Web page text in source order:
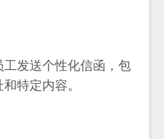
发送个性化信函，包
特定内容。